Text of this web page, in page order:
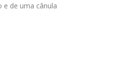
e de uma cânula